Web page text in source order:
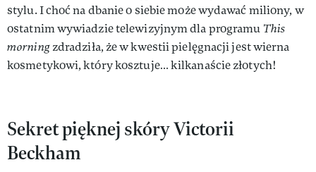
stylu. I choć na dbanie o siebie może wydawać miliony, w
ostatnim wywiadzie telewizyjnym dla programu This
morningzdradziła, że w kwestii pielęgnacji jest wierna
kosmetykowi, który kosztuje… kilkanaście złotych!
Sekret pięknej skóry Victorii
Beckham